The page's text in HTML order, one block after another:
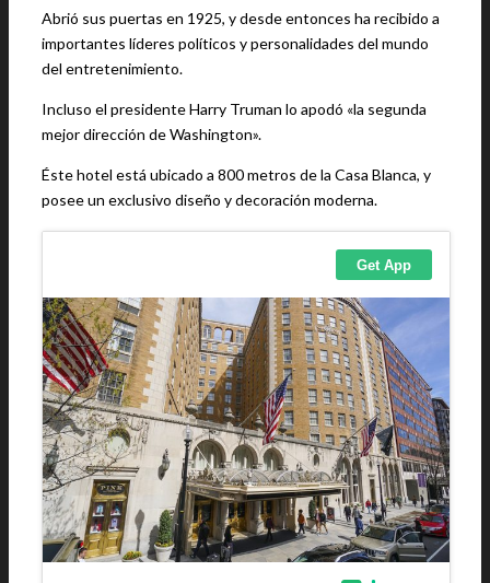
Abrió sus puertas en 1925, y desde entonces ha recibido a
importantes líderes políticos y personalidades del mundo
del entretenimiento.
Incluso el presidente Harry Truman lo apodó «la segunda
mejor dirección de Washington».
Éste hotel está ubicado a 800 metros de la Casa Blanca, y
posee un exclusivo diseño y decoración moderna.